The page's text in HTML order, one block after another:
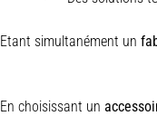
Etant simultanément un
En choisissant un